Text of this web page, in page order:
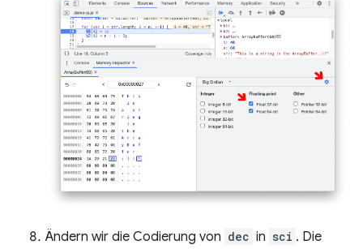
Ändern wir die Codierung von dec in sci . Die